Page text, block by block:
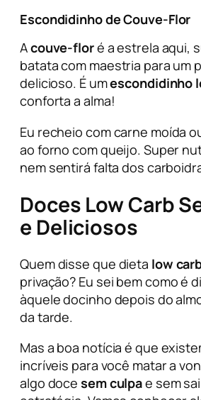
Escondidinho de Couve-Flor
Acouve-floré a estrela aqui,
batata com maestria para um
delicioso. É umescondidinho
conforta a alma!
Eu recheio com carne moída
ao forno com queijo. Super
nem sentirá falta dos
Doces Low Carb
e Deliciosos
Quem disse que dieta low
privação? Eu sei bem como é
àquele docinho depois do
da tarde.
Mas a boa notícia é que
incríveis para você matar a
algo docesem culpae sem